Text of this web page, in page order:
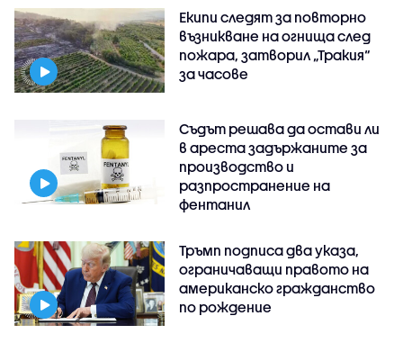
Екипи следят за повторно
възникване на огнища след
пожара, затворил „Тракия“
за часове
Съдът решава да остави ли
в ареста задържаните за
производство и
разпространение на
фентанил
Тръмп подписа два указа,
ограничаващи правото на
американско гражданство
по рождение